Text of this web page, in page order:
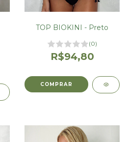
TOP BIOKINI - Preto
(0)
R$94,80
COMPRAR